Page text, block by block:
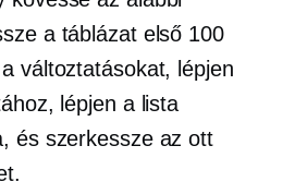
a táblázat első 100
változtatásokat, lépjen
lépjen a lista
és szerkessze az ott